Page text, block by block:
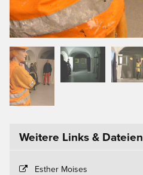
Weitere Links & Dateien
Esther Moises